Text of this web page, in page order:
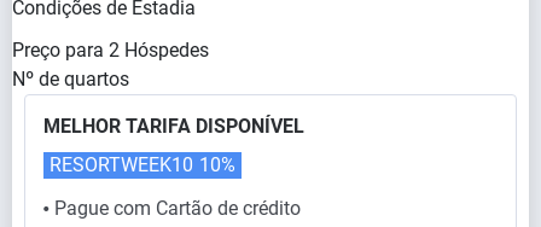
Condições de Estadia
Preço para 2 Hóspedes
Nº de quartos
MELHOR TARIFA DISPONÍVEL
⬤ Pague com Cartão de crédito
RESORTWEEK10 10%